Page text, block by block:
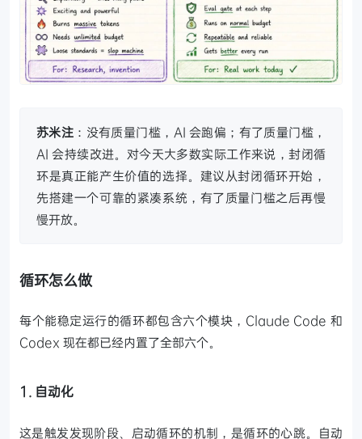
苏米注 ：没有质量门槛，AI 会跑偏；有了质量门槛，
AI 会持续改进。对今天大多数实际工作来说，封闭循
环是真正能产生价值的选择。建议从封闭循环开始，
先搭建一个可靠的紧凑系统，有了质量门槛之后再慢
慢开放。
循环怎么做
每个能稳定运行的循环都包含六个模块，Claude Code 和
Codex 现在都已经内置了全部六个。
1. 自动化
这是触发发现阶段、启动循环的机制，是循环的心跳。自动